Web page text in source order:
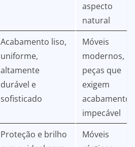
aspecto
natural
Acabamento liso,
uniforme,
altamente
durável e
sofisticado
Móveis
modernos,
peças que
exigem
acabamento
impecável
Proteção e brilho
Móveis